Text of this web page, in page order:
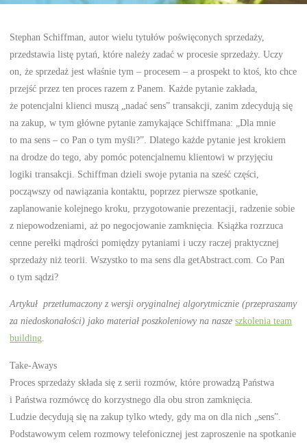
Stephan Schiffman, autor wielu tytułów poświęconych sprzedaży,
przedstawia listę pytań, które należy zadać w procesie sprzedaży. Uczy
on, że sprzedaż jest właśnie tym – procesem – a prospekt to ktoś, kto chce
przejść przez ten proces razem z Panem. Każde pytanie zakłada,
że potencjalni klienci muszą „nadać sens” transakcji, zanim zdecydują się
na zakup, w tym główne pytanie zamykające Schiffmana: „Dla mnie
to ma sens – co Pan o tym myśli?”. Dlatego każde pytanie jest krokiem
na drodze do tego, aby pomóc potencjalnemu klientowi w przyjęciu
logiki transakcji. Schiffman dzieli swoje pytania na sześć części,
począwszy od nawiązania kontaktu, poprzez pierwsze spotkanie,
zaplanowanie kolejnego kroku, przygotowanie prezentacji, radzenie sobie
z niepowodzeniami, aż po negocjowanie zamknięcia. Książka rozrzuca
cenne perełki mądrości pomiędzy pytaniami i uczy raczej praktycznej
sprzedaży niż teorii. Wszystko to ma sens dla getAbstract.com. Co Pan
o tym sądzi?
Artykuł przetłumaczony z wersji oryginalnej algorytmicznie (przepraszamy
za niedoskonałości) jako materiał poszkoleniowy na nasze szkolenia team
building.
Take-Aways
Proces sprzedaży składa się z serii rozmów, które prowadzą Państwa
i Państwa rozmówcę do korzystnego dla obu stron zamknięcia.
Ludzie decydują się na zakup tylko wtedy, gdy ma on dla nich „sens”.
Podstawowym celem rozmowy telefonicznej jest zaproszenie na spotkanie